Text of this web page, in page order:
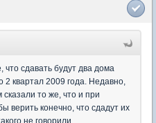
сдавать будут два дома
2 квартал 2009 года. Недавно,
то же, что и при
верить конечно, что сдадут их
не говорили.